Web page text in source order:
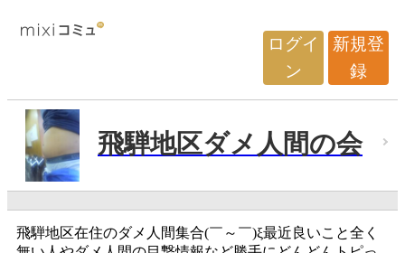
ログイ
ン
新規登
録
飛騨地区ダメ人間の会
飛騨地区在住のダメ人間集合(￣～￣)ξ最近良いこと全く